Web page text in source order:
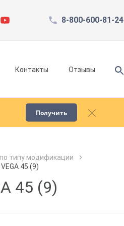
8-800-600-81-24
Контакты Отзывы
Получить
типу модификации
45 (9)
45 (9)